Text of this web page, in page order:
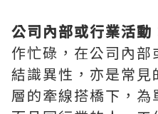
公司內部或行業活動
作忙碌，在公司內
結識異性，亦是常
層的牽線搭橋下，為